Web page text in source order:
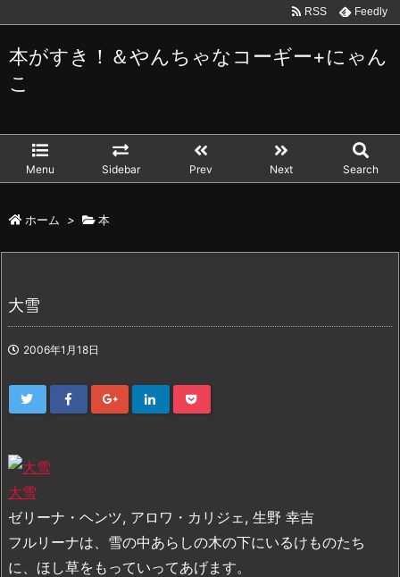
本がすき！＆やんちゃなコーギー+にゃん
こ
Menu Sidebar Prev Next Search
RSS Feedly
ホーム > 本
大雪
2006年1月18日
大雪
ゼリーナ・ヘンツ, アロワ・カリジェ, 生野 幸吉
フルリーナは、雪の中あらしの木の下にいるけものたち
に、ほし草をもっていってあげます。